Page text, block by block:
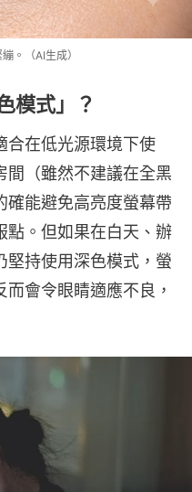
。（AI生成）
模式」？
合在低光源環境下使
間（雖然不建議在全黑
確能避免高亮度螢幕帶
點。但如果在白天、辦
堅持使用深色模式，螢
會令眼睛適應不良，